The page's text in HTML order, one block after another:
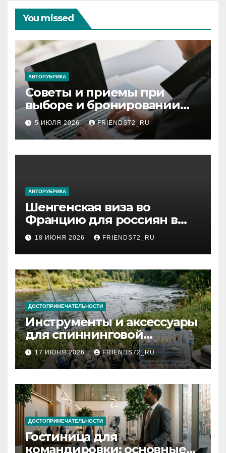
You missed
АВТОРУБРИКА
Советы и приемы при
выборе и бронировании
авиабилетов
5 ИЮЛЯ 2026 FRIENDS72_RU
АВТОРУБРИКА
Шенгенская виза во
Францию для россиян в
2026 году: сроки от 3 дней
и список необходимых
документов
18 ИЮНЯ 2026 FRIENDS72_RU
ДОСТОПРИМЕЧАТЕЛЬНОСТИ
Инструменты и аксессуары
для спиннинговой
рыбалки: назначение и
типы
17 ИЮНЯ 2026 FRIENDS72_RU
ДОСТОПРИМЕЧАТЕЛЬНОСТИ
Гостиница для
командировки: основные